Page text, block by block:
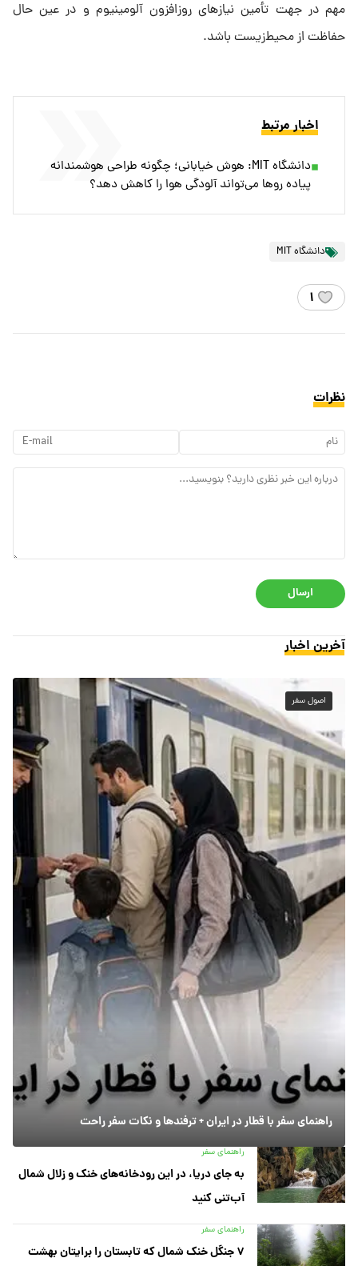
مهم در جهت تأمین نیازهای روزافزون آلومینیوم و در عین حال
حفاظت از محیط‌زیست باشد.
اخبار مرتبط
دانشگاه MIT: هوش خیابانی؛ چگونه طراحی هوشمندانه
پیاده روها می‌تواند آلودگی هوا را کاهش دهد؟
دانشگاه MIT
۱
نظرات
ارسال
آخرین اخبار
اصول سفر
راهنمای سفر با قطار در ایران + ترفندها و نکات سفر راحت
راهنمای سفر
به جای دریا، در این رودخانه‌های خنک و زلال شمال
آب‌تنی کنید
راهنمای سفر
۷ جنگل خنک شمال که تابستان را برایتان بهشت